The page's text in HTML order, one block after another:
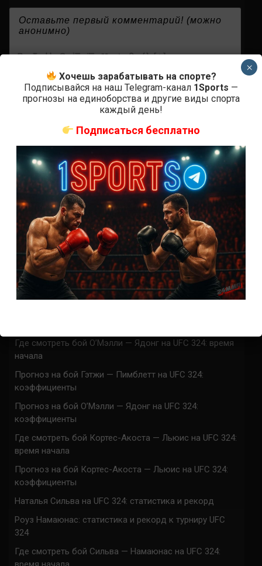
{} [+]
КОММЕНТАРИЕВ
СВЕЖИЕ ЗАПИСИ
ACA 200 прямая трансляция
Марафон боев UFC 325 прямая трансляция
UFC 324 прямая трансляция
Марафон боев UFC 324 прямая трансляция
Где смотреть бой О’Мэлли — Ядонг на UFC 324: время
начала
Прогноз на бой Гэтжи — Пимблетт на UFC 324:
коэффициенты
Прогноз на бой О’Мэлли — Ядонг на UFC 324:
коэффициенты
Где смотреть бой Кортес-Акоста — Льюис на UFC 324:
время начала
Прогноз на бой Кортес-Акоста — Льюис на UFC 324:
коэффициенты
Наталья Сильва на UFC 324: статистика и рекорд
Роуз Намаюнас: статистика и рекорд к турниру UFC
324
Где смотреть бой Сильва — Намаюнас на UFC 324:
Хочешь зарабатывать на спорте?
Подписывайся на наш Telegram-канал 1Sports —
прогнозы на единоборства и другие виды спорта
каждый день!
Подписаться бесплатно
×